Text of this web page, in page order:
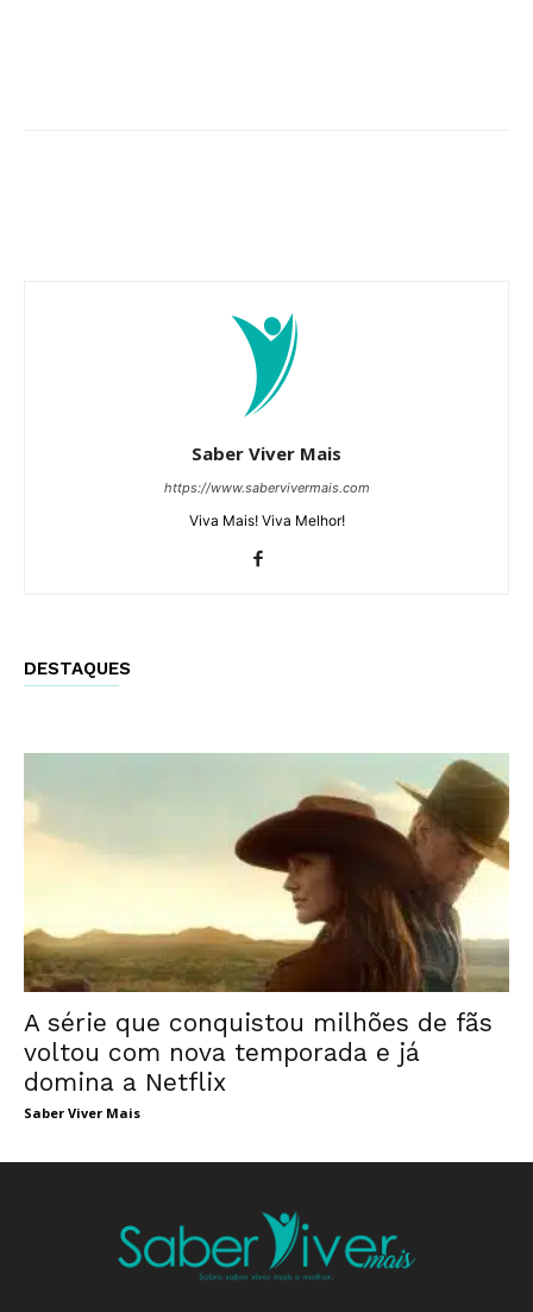
Saber Viver Mais
https://www.sabervivermais.com
Viva Mais! Viva Melhor!
DESTAQUES
A série que conquistou milhões de fãs
voltou com nova temporada e já
domina a Netflix
Saber Viver Mais